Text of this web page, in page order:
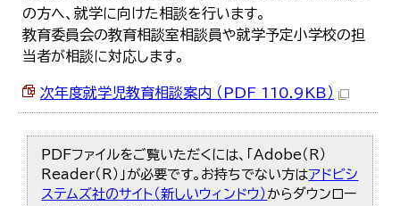
の方へ、就学に向けた相談を行います。
教育委員会の教育相談室相談員や就学予定小学校の担
当者が相談に対応します。
次年度就学児教育相談案内 （PDF 110.9KB）
PDFファイルをご覧いただくには、「Adobe（R）
Reader（R）」が必要です。お持ちでない方はアドビシ
ステムズ社のサイト（新しいウィンドウ） からダウンロー